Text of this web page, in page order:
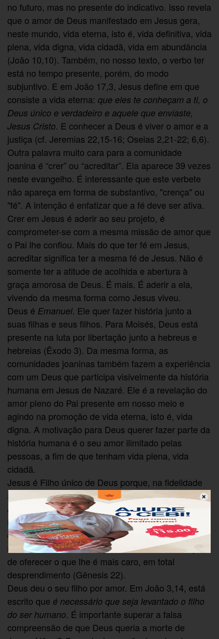
no futuro, mas no presente do indicativo. Isso revela
que o amor de Deus manifestado em Jesus gera,
neste mundo, vida eterna, isto é, vida definitiva, vida
plena, vida digna, vida cidadã, vida em abundância
(João 10,10). Também, no nosso texto, o verbo ter
está no tempo presente, porém, do modo
subjuntivo. E em João 17,3, Jesus define em que
consiste a vida eterna: que eles te conheçam a ti, o
Deus único e verdadeiro e aquele que enviaste,
Jesus Cristo. E conhecer a Deus é viver o amor e a
justiça (cf. Jeremias 22,15-16; Oseias 2,21-22; 6,6).
Outra palavra muito cara para a comunidade
joanina é “crer” ou “acreditar”. Ela aparece 39 vezes
neste evangelho. É interessante que este verbete
não apareça em forma de substantivo, "crença" ou
"fé". A intenção é enfatizar que a fé deve ser ativa.
Crer em Jesus é aderir ao seu projeto, é
comprometer-se com a mesma missão de amor que
o Pai lhe confiou. Mais do que ter fé em Jesus,
acreditar significa ter a mesma fé de Jesus. Não é
somente ter a atitude de acolhida e abertura à
graça amorosa de Deus. É mais. É aderir a ela,
vivendo da mesma forma como Jesus viveu.
Deus é Emanuel. Ele quer fazer história junto a
suas filhas e seus filhos. Para Moisés, Deus está
presente na luta por libertação junto a hebreus e
hebreias (Êxodo 3). Da mesma forma, as
comunidades joaninas também fazem a experiência
com um Deus que participa visivelmente da história
humana em Jesus de Nazaré. Ele é a revelação do
amor pleno do Pai presente em nosso meio e
agindo na promoção de vida eterna, isto é, vida
digna. A motivação para Deus querer fazer parte da
história humana é o seu amor ilimitado pelas
pessoas, a fim de que tenham vida plena, vida
cidadã.
Jesus é Filho único de Deus porque, na fidelidade
ao Pai, revela o seu amor incondicional ao mundo.
Jesus é filho humano de Deus. Nele, o divino se
humaniza e o humano é divinizado. O Pai ama tanto
que é capaz de entregar tudo o que possui, o seu
único filho. Deus se comporta como Abraão, capaz
de oferecer o que lhe é mais caro, em total
desprendimento (Gênesis 22).
Deus deu o seu filho por amor. Em João 3,14, está
escrito que é necessário que seja levantado o filho
do ser humano. É importante superar a falsa
compreensão de que Deus queria a morte de